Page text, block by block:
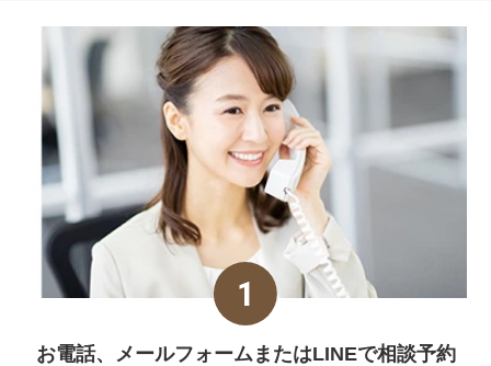
お電話、メールフォームまたはLINEで相談予約